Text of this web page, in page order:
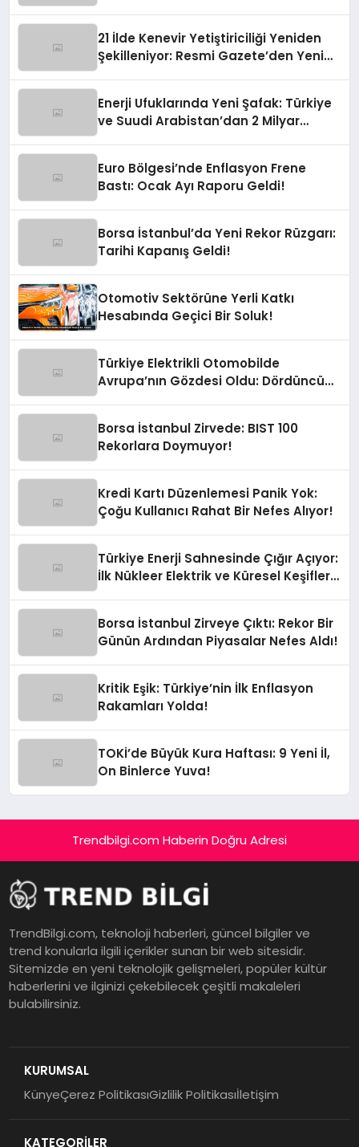
21 İlde Kenevir Yetiştiriciliği Yeniden
Şekilleniyor: Resmi Gazete’den Yeni
Enerji Ufuklarında Yeni Şafak: Türkiye
ve Suudi Arabistan’dan 2 Milyar
Euro Bölgesi’nde Enflasyon Frene
Bastı: Ocak Ayı Raporu Geldi!
Borsa İstanbul’da Yeni Rekor Rüzgarı:
Tarihi Kapanış Geldi!
Otomotiv Sektörüne Yerli Katkı
Hesabında Geçici Bir Soluk!
Türkiye Elektrikli Otomobilde
Avrupa’nın Gözdesi Oldu: Dördüncü
Borsa İstanbul Zirvede: BIST 100
Rekorlara Doymuyor!
Kredi Kartı Düzenlemesi Panik Yok:
Çoğu Kullanıcı Rahat Bir Nefes Alıyor!
Türkiye Enerji Sahnesinde Çığır Açıyor:
İlk Nükleer Elektrik ve Küresel Keşifler
Borsa İstanbul Zirveye Çıktı: Rekor Bir
Günün Ardından Piyasalar Nefes Aldı!
Kritik Eşik: Türkiye’nin İlk Enflasyon
Rakamları Yolda!
TOKİ’de Büyük Kura Haftası: 9 Yeni İl,
On Binlerce Yuva!
Trendbilgi.com Haberin Doğru Adresi
TrendBilgi.com, teknoloji haberleri, güncel bilgiler ve
trend konularla ilgili içerikler sunan bir web sitesidir.
Sitemizde en yeni teknolojik gelişmeleri, popüler kültür
haberlerini ve ilginizi çekebilecek çeşitli makaleleri
bulabilirsiniz.
KURUMSAL
KünyeÇerez PolitikasıGizlilik Politikasıİletişim
KATEGORİLER